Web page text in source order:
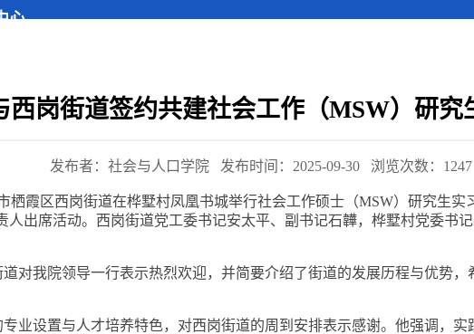
心
西岗街道签约共建社会工作（MSW）研究
发布者：社会与人口学院 发布时间：2025-09-30 浏览次数： 1247
栖霞区西岗街道在桦墅村凤凰书城举行社会工作硕士（MSW） 研究生实
人出席活动。西岗街道党工委书记安太平、副书记石韡，桦墅村党委书
对我院领导一行表示热烈欢迎，并简要介绍了街道的发展历程与优势
业设置与人才培养特色，对西岗街道的周到安排表示感谢。他强调，